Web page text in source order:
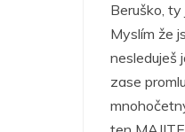
Beruško,
Myslím že
nesleduješ
zase